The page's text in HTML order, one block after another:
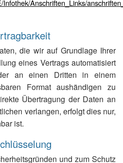
Anschriften_Links/
die wir auf Grundlage Ihrer
eines Vertrags automatisiert
an einen Dritten in einem
Format aushändigen zu
Übertragung der Daten an
verlangen, erfolgt dies nur,
ist.
und zum Schutz